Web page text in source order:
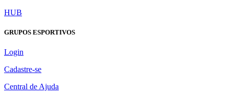
HUB
GRUPOS ESPORTIVOS
Login
Cadastre-se
Central de Ajuda